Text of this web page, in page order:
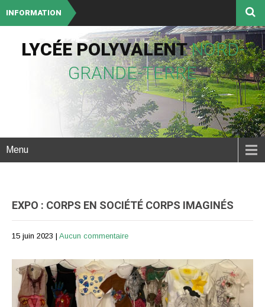
INFORMATION
LYCÉE POLYVALENTNORD-
GRANDE-TERRE
Menu
EXPO : CORPS EN SOCIÉTÉ CORPS IMAGINÉS
15 juin 2023 | Aucun commentaire